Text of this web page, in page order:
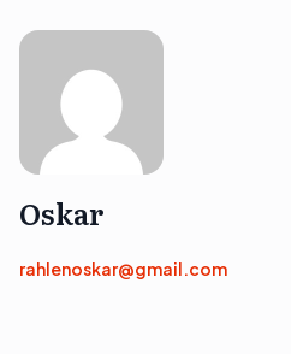
Oskar
rahlenoskar@gmail.com